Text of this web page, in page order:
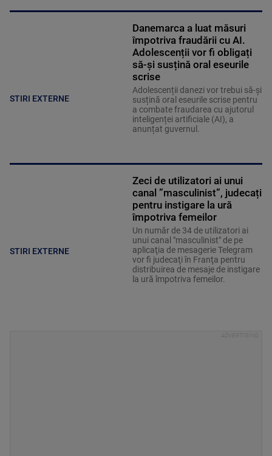
STIRI EXTERNE
Danemarca a luat măsuri
împotriva fraudării cu AI.
Adolescenții vor fi obligați
să-și susțină oral eseurile
scrise
Adolescenții danezi vor trebui să-și
susțină oral eseurile scrise pentru
a combate fraudarea cu ajutorul
inteligenței artificiale (AI), a
anunțat guvernul.
STIRI EXTERNE
Zeci de utilizatori ai unui
canal ”masculinist”, judecați
pentru instigare la ură
împotriva femeilor
Un număr de 34 de utilizatori ai
unui canal "masculinist" de pe
aplicaţia de mesagerie Telegram
vor fi judecaţi în Franţa pentru
distribuirea de mesaje de instigare
la ură împotriva femeilor.